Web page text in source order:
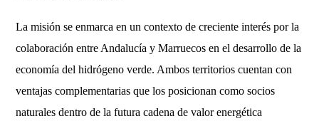
La misión se enmarca en un contexto de creciente interés por la
colaboración entre Andalucía y Marruecos en el desarrollo de la
economía del hidrógeno verde. Ambos territorios cuentan con
ventajas complementarias que los posicionan como socios
naturales dentro de la futura cadena de valor energética